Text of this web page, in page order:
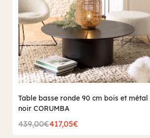
Table basse ronde 90 cm bois et métal
noir CORUMBA
439,00€417,05€